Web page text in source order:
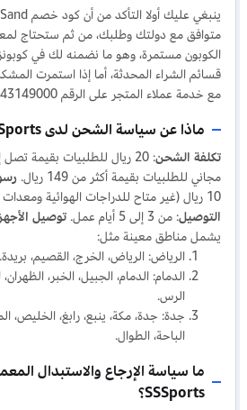
متوافق مع دولتك وطلبك، من ثم ستحتاج
الكوبون مستمرة، وهو ما نضمنه لك في
قسائم الشراء المحدثة، أما إذا استمرت
مع خدمة عملاء المتجر على الرقم 0097143149000 .
ماذا عن سياسة الشحن لدى Sun and Sand Sports؟
تكلفة الشحن
مجاني للطلبيات بقيمة أكثر من 149 ريال.
10 ريال (غير متاح للدراجات الهوائية ومعدات اللياقة البدنية).
التوصيل: من 3 إلى 5 أيام عمل. توصيل
يشمل مناطق معينة مثل:
الرياض: الرياض، الخرج، القصيم، بريدة.
الدمام: الدمام، الجبيل، الخبر،
الرس.
جدة: جدة، مكة، ينبع، رابغ، الخليص،
الباحة، الطوال.
ما سياسة الإرجاع والاستبدال
SSSports؟